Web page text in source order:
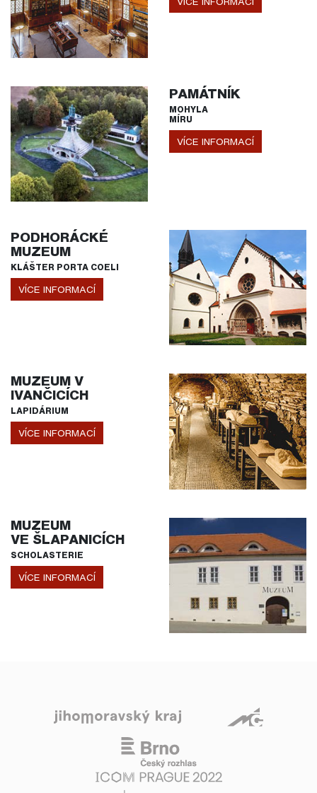
PAMÁTNÍK
MOHYLA
MÍRU
VÍCE INFORMACÍ
PODHORÁCKÉ
MUZEUM
KLÁŠTER PORTA COELI
VÍCE INFORMACÍ
MUZEUM V
IVANČICÍCH
LAPIDÁRIUM
VÍCE INFORMACÍ
MUZEUM
VE ŠLAPANICÍCH
SCHOLASTERIE
VÍCE INFORMACÍ